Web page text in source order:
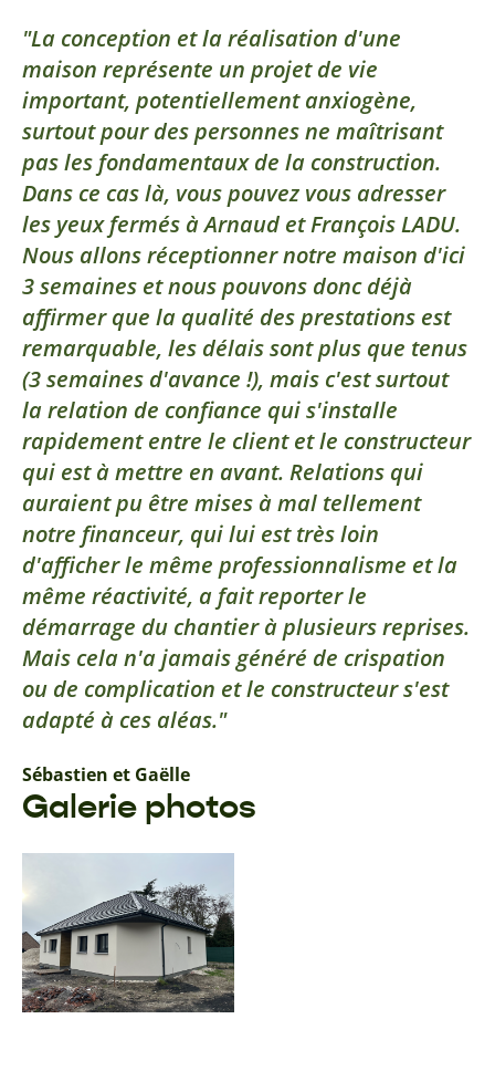
La conception et la réalisation d'une
maison représente un projet de vie
important, potentiellement anxiogène,
surtout pour des personnes ne maîtrisant
pas les fondamentaux de la construction.
Dans ce cas là, vous pouvez vous adresser
les yeux fermés à Arnaud et François LADU.
Nous allons réceptionner notre maison d'ici
3 semaines et nous pouvons donc déjà
affirmer que la qualité des prestations est
remarquable, les délais sont plus que tenus
(3 semaines d'avance !), mais c'est surtout
la relation de confiance qui s'installe
rapidement entre le client et le constructeur
qui est à mettre en avant. Relations qui
auraient pu être mises à mal tellement
notre financeur, qui lui est très loin
d'afficher le même professionnalisme et la
même réactivité, a fait reporter le
démarrage du chantier à plusieurs reprises.
Mais cela n'a jamais généré de crispation
ou de complication et le constructeur s'est
adapté à ces aléas.
Sébastien et Gaëlle
Galerie photos